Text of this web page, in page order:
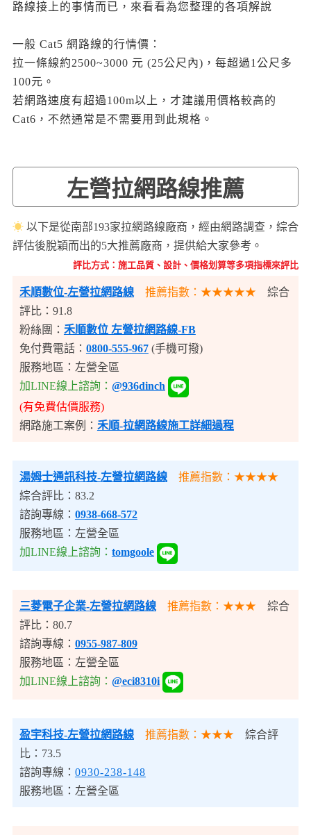
路線接上的事情而已，來看看為您整理的各項解說
一般 Cat5 網路線的行情價：
拉一條線約2500~3000 元 (25公尺內)，每超過1公尺多
100元。
若網路速度有超過100m以上，才建議用價格較高的
Cat6，不然通常是不需要用到此規格。
左營拉網路線推薦
☀以下是從南部193家拉網路線廠商，經由網路調查，綜合
評估後脫穎而出的5大推薦廠商，提供給大家參考。
評比方式：施工品質、設計、價格划算等多項指標來評比
禾順數位-左營拉網路線 推薦指數：★★★★★
綜合
評比：91.8
粉絲團： 禾順數位 左營拉網路線-FB
免付費電話： 0800-555-967(手機可撥)
服務地區：左營全區
加LINE線上諮詢： @936dinch
(有免費估價服務)
網路施工案例： 禾順-拉網路線施工詳細過程
湯姆士通訊科技-左營拉網路線
推薦指數：★★★★
綜合評比：83.2
諮詢專線： 0938-668-572
服務地區：左營全區
加LINE線上諮詢： tomgoole
三菱電子企業-左營拉網路線 推薦指數：★★★
綜合
評比：80.7
諮詢專線： 0955-987-809
服務地區： 左營全區
加LINE線上諮詢： @eci8310i
盈宇科技-左營拉網路線 推薦指數：★★★
綜合評
比：73.5
諮詢專線： 0930-238-148
服務地區：左營全區